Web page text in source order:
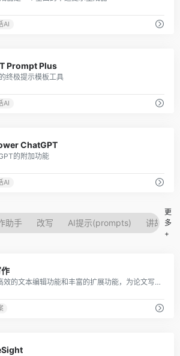
AI
Prompt Plus
终极提示模板工具
AI
ChatGPT
的附加功能
AI
助手 改写 AI提示(prompts) 讲故事
更
多
+
提供简便高效的文本编辑功能和丰富的扩展功能，为论文写作提供全方位的支撑。